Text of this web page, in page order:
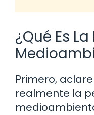
¿Qué Es
Primero,
realmente la